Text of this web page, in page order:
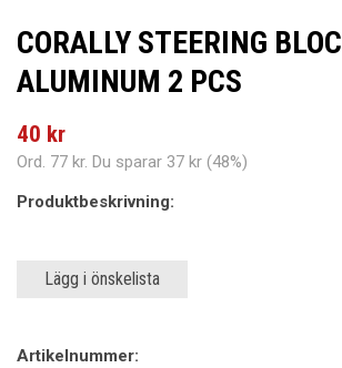
CORALLY STEERING
ALUMINUM 2 PCS
40 kr
Ord. 77 kr. Du sparar 37 kr (48%)
Produktbeskrivning:
Lägg i önskelista
Artikelnummer: